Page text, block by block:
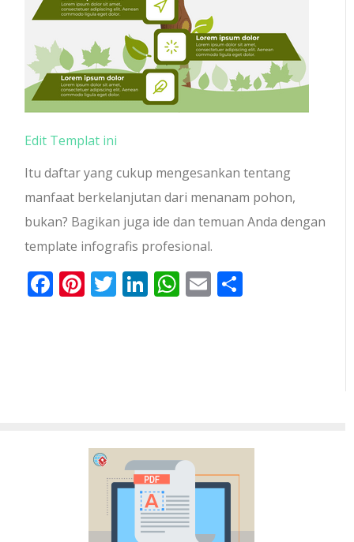
Edit Templat ini
Itu daftar yang cukup mengesankan tentang
manfaat berkelanjutan dari menanam pohon,
bukan? Bagikan juga ide dan temuan Anda dengan
template infografis profesional.
Facebook
Pinterest
Twitter
LinkedIn
WhatsApp
Email